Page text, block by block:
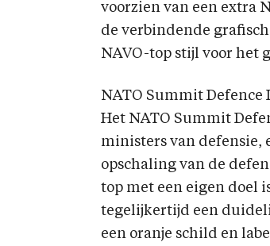
voorzien van een extra
de verbindende
NAVO-top stijl voor het
NATO Summit
Het NATO Summit
ministers van defensie,
opschaling van de
top met een eigen doel
tegelijkertijd een
een oranje schild en